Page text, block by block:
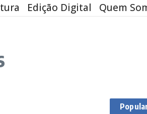
Edição Digital Quem